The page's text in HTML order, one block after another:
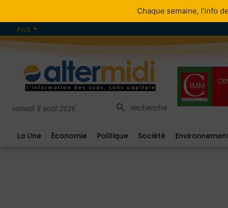
PLUS
samedi 8 août 2026 recherche
La Une Économie Politique Société
Chaque semaine, l’info